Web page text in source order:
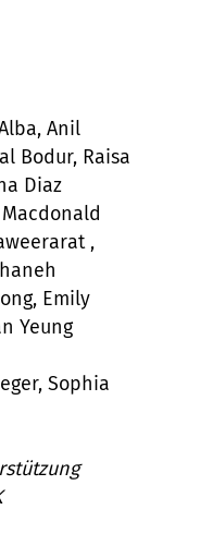
Anil
Bodur, Raisa
Diaz
Macdonald
,
Emily
Yeung
Sophia